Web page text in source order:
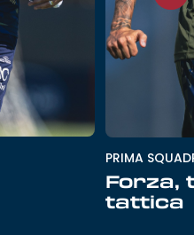
PRIMA
Forza,
tattica